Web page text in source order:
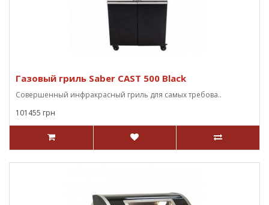
Газовый гриль Saber CAST 500 Black
Совершенный инфракрасный гриль для самых требова..
101455 грн